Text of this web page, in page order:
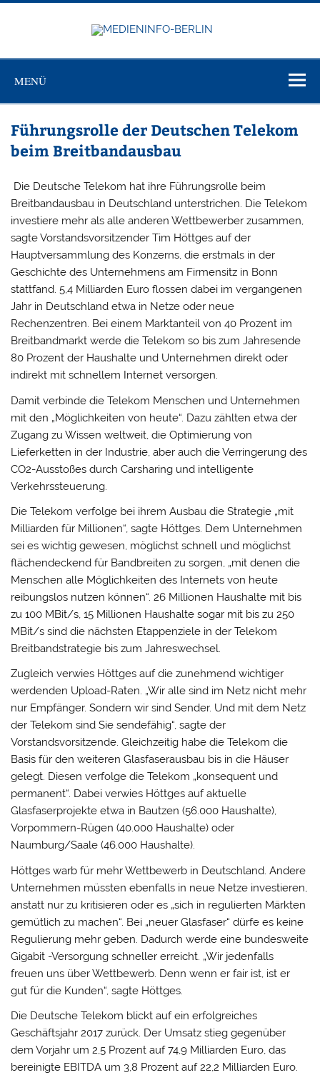
Zum
MENÜ
Führungsrolle der Deutschen Telekom
beim Breitbandausbau
Die Deutsche Telekom hat ihre Führungsrolle beim
Breitbandausbau in Deutschland unterstrichen. Die Telekom
investiere mehr als alle anderen Wettbewerber zusammen,
sagte Vorstandsvorsitzender Tim Höttges auf der
Hauptversammlung des Konzerns, die erstmals in der
Geschichte des Unternehmens am Firmensitz in Bonn
stattfand. 5,4 Milliarden Euro flossen dabei im vergangenen
Jahr in Deutschland etwa in Netze oder neue
Rechenzentren. Bei einem Marktanteil von 40 Prozent im
Breitbandmarkt werde die Telekom so bis zum Jahresende
80 Prozent der Haushalte und Unternehmen direkt oder
indirekt mit schnellem Internet versorgen.
Damit verbinde die Telekom Menschen und Unternehmen
mit den „Möglichkeiten von heute“. Dazu zählten etwa der
Zugang zu Wissen weltweit, die Optimierung von
Lieferketten in der Industrie, aber auch die Verringerung des
CO2-Ausstoßes durch Carsharing und intelligente
Verkehrssteuerung.
Die Telekom verfolge bei ihrem Ausbau die Strategie „mit
Milliarden für Millionen“, sagte Höttges. Dem Unternehmen
sei es wichtig gewesen, möglichst schnell und möglichst
flächendeckend für Bandbreiten zu sorgen, „mit denen die
Menschen alle Möglichkeiten des Internets von heute
reibungslos nutzen können“. 26 Millionen Haushalte mit bis
zu 100 MBit/s, 15 Millionen Haushalte sogar mit bis zu 250
MBit/s sind die nächsten Etappenziele in der Telekom
Breitbandstrategie bis zum Jahreswechsel.
Zugleich verwies Höttges auf die zunehmend wichtiger
werdenden Upload-Raten. „Wir alle sind im Netz nicht mehr
nur Empfänger. Sondern wir sind Sender. Und mit dem Netz
der Telekom sind Sie sendefähig“, sagte der
Vorstandsvorsitzende. Gleichzeitig habe die Telekom die
Basis für den weiteren Glasfaserausbau bis in die Häuser
gelegt. Diesen verfolge die Telekom „konsequent und
permanent“. Dabei verwies Höttges auf aktuelle
Glasfaserprojekte etwa in Bautzen (56.000 Haushalte),
Vorpommern-Rügen (40.000 Haushalte) oder
Naumburg/Saale (46.000 Haushalte).
Höttges warb für mehr Wettbewerb in Deutschland. Andere
Unternehmen müssten ebenfalls in neue Netze investieren,
anstatt nur zu kritisieren oder es „sich in regulierten Märkten
gemütlich zu machen“. Bei „neuer Glasfaser“ dürfe es keine
Regulierung mehr geben. Dadurch werde eine bundesweite
Gigabit -Versorgung schneller erreicht. „Wir jedenfalls
freuen uns über Wettbewerb. Denn wenn er fair ist, ist er
gut für die Kunden“, sagte Höttges.
Die Deutsche Telekom blickt auf ein erfolgreiches
Geschäftsjahr 2017 zurück. Der Umsatz stieg gegenüber
dem Vorjahr um 2,5 Prozent auf 74,9 Milliarden Euro, das
bereinigte EBITDA um 3,8 Prozent auf 22,2 Milliarden Euro.